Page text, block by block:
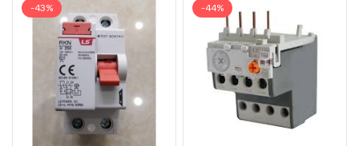
-43% -44%